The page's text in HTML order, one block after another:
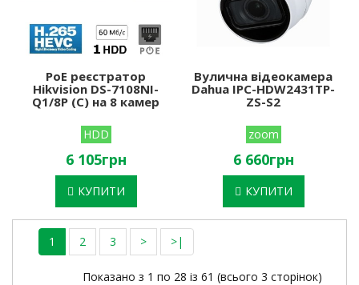
PoE реєстратор
Hikvision DS-7108NI-
Q1/8P (C) на 8 камер
HDD
6 105грн
КУПИТИ
Вулична відеокамера
Dahua IPC-HDW2431TP-
ZS-S2
zoom
6 660грн
КУПИТИ
1 2 3 > >|
Показано з 1 по 28 із 61 (всього 3 сторінок)